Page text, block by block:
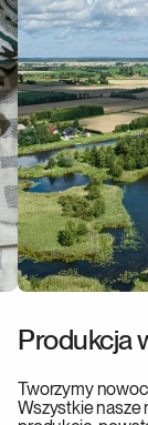
Produkcja
Tworzymy
Wszystkie nasze